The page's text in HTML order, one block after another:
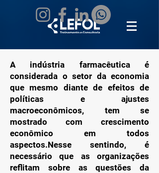
A indústria farmacêutica é
considerada o setor da economia
que mesmo diante de efeitos de
políticas e ajustes
macroeconômicos, tem se
mostrado com crescimento
econômico em todos
aspectos.Nesse sentindo, é
necessário que as organizações
reflitam sobre as questões da